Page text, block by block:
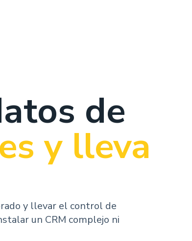
de
y lleva
y llevar el control de
un CRM complejo ni